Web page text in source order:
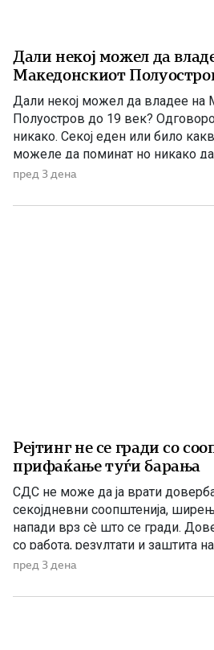
Дали некој можел да
Македонскиот
Дали некој можел да владее на
Полуостров до 19 век?
никако. Секој еден или било
можеле да поминат но никако
управуваат поради неколку
климата и непознавање на
пред 3 дена
Рејтинг не се гради со
прифаќање туѓи барања
СДС не може да ја врати
секојдневни соопштенија,
напади врз сè што се гради.
со работа, резултати и заштита
национални и државни
впечаток дека е сериозна
пред 3 дена